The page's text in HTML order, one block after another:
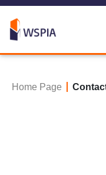
Home Page